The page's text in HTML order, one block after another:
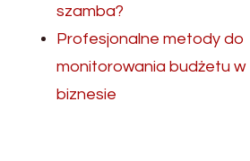
szamba?
Profesjonalne metody do
monitorowania budżetu w
biznesie